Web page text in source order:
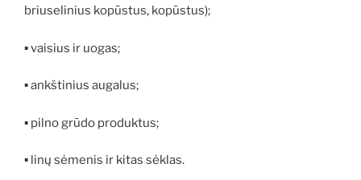
briuselinius kopūstus, kopūstus);
▪ vaisius ir uogas;
▪ ankštinius augalus;
▪ pilno grūdo produktus;
▪ linų sėmenis ir kitas sėklas.